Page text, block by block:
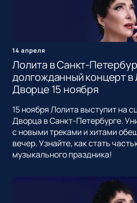
14 апреля
Лолита в Санкт-
долгожданный концерт
Дворце 15 ноября
15 ноября Лолита выступит на
Дворца в Санкт-Петербурге.
с новыми треками и хитами
вечер. Узнайте, как стать
музыкального праздника!